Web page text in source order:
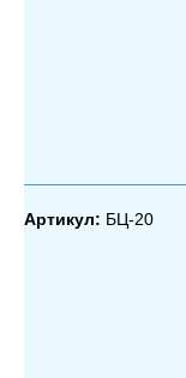
Артикул: БЦ-20